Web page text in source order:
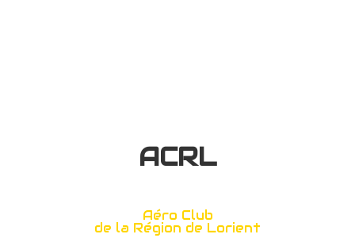
ACRL
Aéro Club
de la Région de Lorient